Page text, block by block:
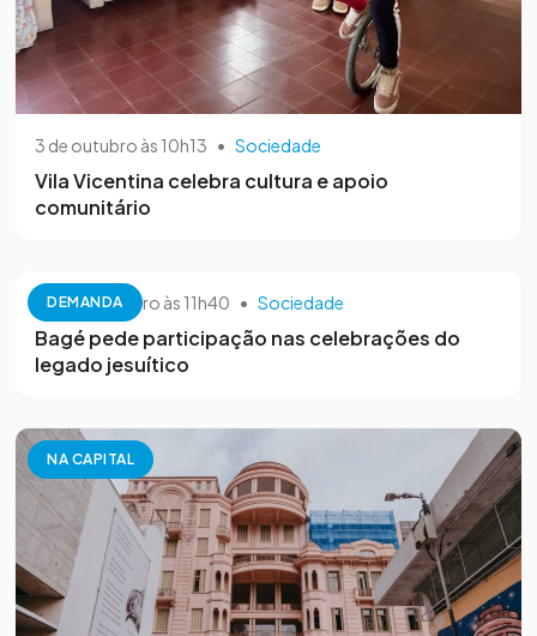
3 de outubro às 10h13 • Sociedade
Vila Vicentina celebra cultura e apoio
comunitário
DEMANDA
26 de setembro às 11h40 • Sociedade
Bagé pede participação nas celebrações do
legado jesuítico
NA CAPITAL